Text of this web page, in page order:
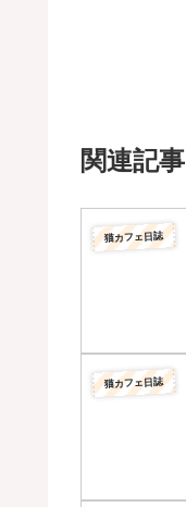
関連記事
猫カフェ日誌
猫カフェ日誌